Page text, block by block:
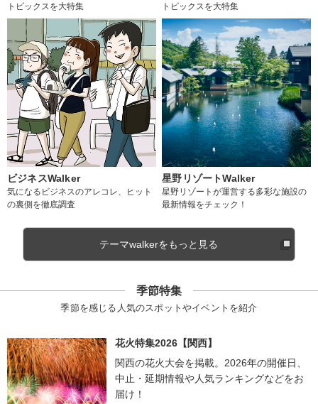
トピックスを大特集
トピックスを大特集
ビジネスWalker
気になるビジネスのアレコレ、ヒット
の裏側を徹底調査
星野リゾートWalker
星野リゾートが運営する多彩な施設の
最新情報をチェック！
テーマwalkerをもっと見る
季節特集
季節を感じる人気のスポットやイベントを紹介
花火特集2026【関西】
関西の花火大会を掲載。2026年の開催日、
中止・延期情報や人気ランキングなどをお
届け！